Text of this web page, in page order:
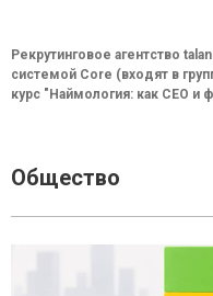
Рекрутинговое агентство
системой Core (входят в
курс "Наймология: как СEO и
Общество